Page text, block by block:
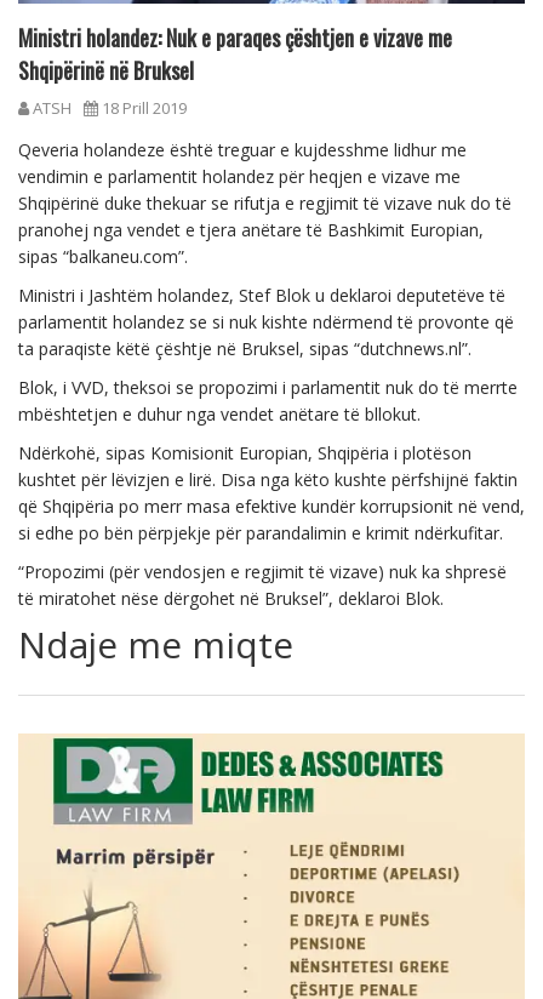
Ministri holandez: Nuk e paraqes çështjen e vizave me
Shqipërinë në Bruksel
ATSH 18 Prill 2019
Qeveria holandeze është treguar e kujdesshme lidhur me
vendimin e parlamentit holandez për heqjen e vizave me
Shqipërinë duke thekuar se rifutja e regjimit të vizave nuk do të
pranohej nga vendet e tjera anëtare të Bashkimit Europian,
sipas “balkaneu.com”.
Ministri i Jashtëm holandez, Stef Blok u deklaroi deputetëve të
parlamentit holandez se si nuk kishte ndërmend të provonte që
ta paraqiste këtë çështje në Bruksel, sipas “dutchnews.nl”.
Blok, i VVD, theksoi se propozimi i parlamentit nuk do të merrte
mbështetjen e duhur nga vendet anëtare të bllokut.
Ndërkohë, sipas Komisionit Europian, Shqipëria i plotëson
kushtet për lëvizjen e lirë. Disa nga këto kushte përfshijnë faktin
që Shqipëria po merr masa efektive kundër korrupsionit në vend,
si edhe po bën përpjekje për parandalimin e krimit ndërkufitar.
“Propozimi (për vendosjen e regjimit të vizave) nuk ka shpresë
të miratohet nëse dërgohet në Bruksel”, deklaroi Blok.
Ndaje me miqte